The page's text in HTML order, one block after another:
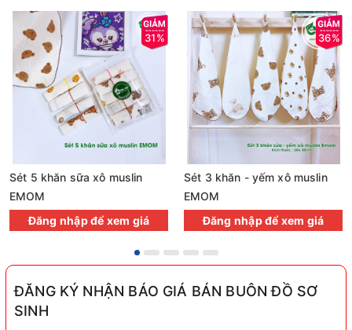
31%
Sét 5 khăn sữa xô muslin
EMOM
Đăng nhập để xem giá
36%
Sét 3 khăn - yếm xô muslin
EMOM
Đăng nhập để xem giá
ĐĂNG KÝ NHẬN BÁO GIÁ BÁN BUÔN ĐỒ SƠ
SINH